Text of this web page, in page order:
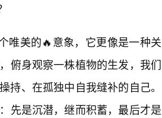
唯美的🔥意象，它更像是一种关
俯身观察一株植物的生发，我们
、在孤独中自我缝补的自己。
先是沉潜，继而积蓄，最后才是